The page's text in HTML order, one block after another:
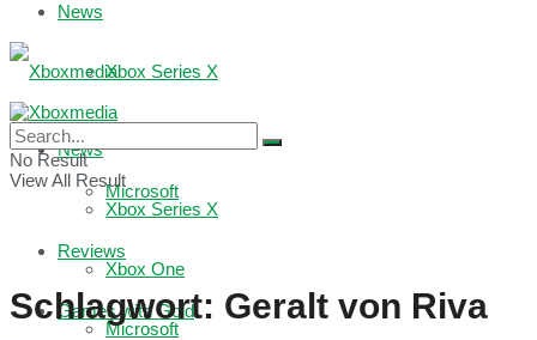
News
Xbox Series X
Microsoft
Reviews
Games with Gold
News
Xbox Series X
Xbox One
Microsoft
No Result
View All Result
Schlagwort: Geralt von Riva